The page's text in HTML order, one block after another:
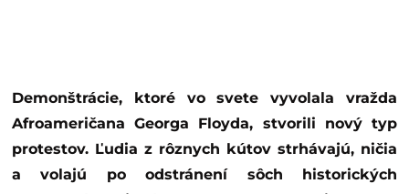
Demonštrácie, ktoré vo svete vyvolala vražda
Afroameričana Georga Floyda, stvorili nový typ
protestov. Ľudia z rôznych kútov strhávajú, ničia
a volajú po odstránení sôch historických